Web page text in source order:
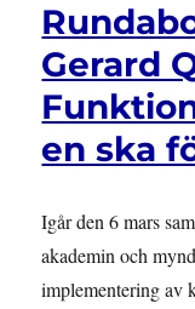
Gerard
en ska
Igår den 6 mars
akademin och
implementering av